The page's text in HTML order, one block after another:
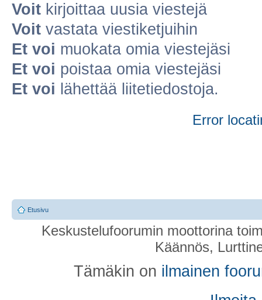
Voit kirjoittaa uusia viestejä
Voit vastata viestiketjuihin
Et voi muokata omia viestejäsi
Et voi poistaa omia viestejäsi
Et voi lähettää liitetiedostoja.
Error
Etusivu
Keskustelufoorumin moottorina
Käännös,
Tämäkin on ilmainen